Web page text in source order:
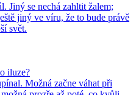
Jiný se nechá zahltit žalem;
jiný ve víru, že to bude právě
svět.
iluze?
Možná začne váhat při